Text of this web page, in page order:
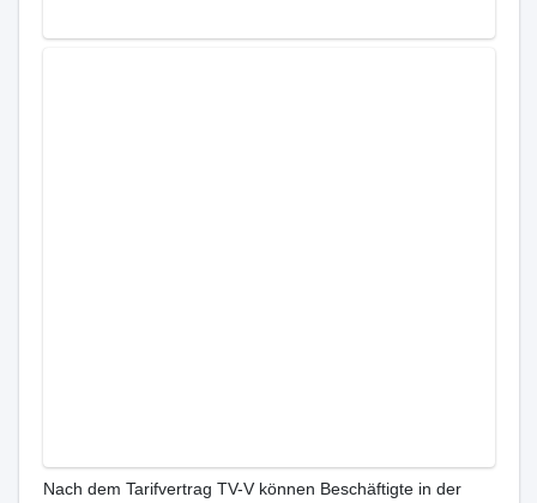
Nach dem Tarifvertrag TV-V können Beschäftigte in der